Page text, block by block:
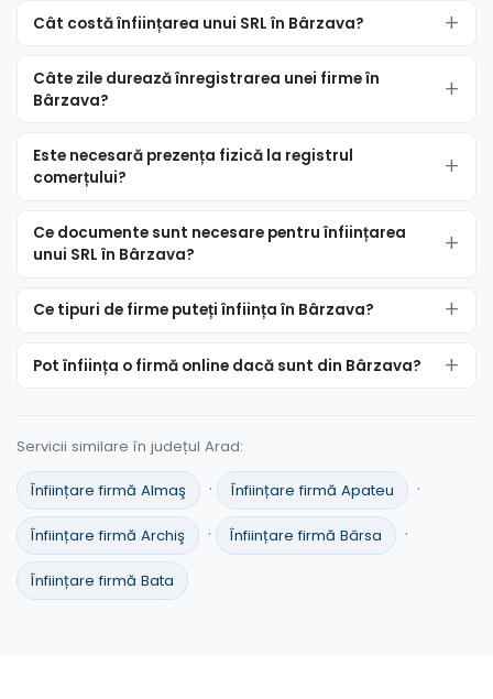
Cât costă înființarea unui SRL în Bârzava?
Câte zile durează înregistrarea unei firme în
Bârzava?
Este necesară prezența fizică la registrul
comerțului?
Ce documente sunt necesare pentru înființarea
unui SRL în Bârzava?
Ce tipuri de firme puteți înființa în Bârzava?
Pot înființa o firmă online dacă sunt din Bârzava?
Servicii similare în județul Arad:
Înființare firmă Almaş · Înființare firmă Apateu ·
Înființare firmă Archiş · Înființare firmă Bârsa ·
Înființare firmă Bata